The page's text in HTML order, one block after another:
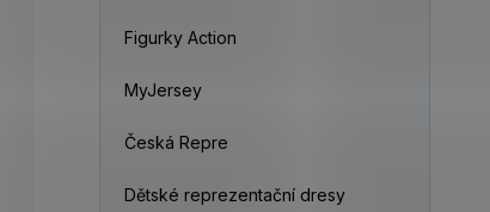
Figurky Action
MyJersey
Česká Repre
Dětské reprezentační dresy